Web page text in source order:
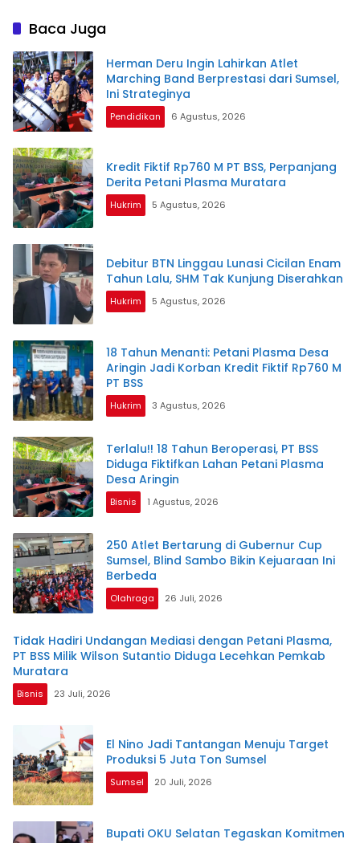
Baca Juga
Herman Deru Ingin Lahirkan Atlet
Marching Band Berprestasi dari Sumsel,
Ini Strateginya
Pendidikan 6 Agustus, 2026
Kredit Fiktif Rp760 M PT BSS, Perpanjang
Derita Petani Plasma Muratara
Hukrim 5 Agustus, 2026
Debitur BTN Linggau Lunasi Cicilan Enam
Tahun Lalu, SHM Tak Kunjung Diserahkan
Hukrim 5 Agustus, 2026
18 Tahun Menanti: Petani Plasma Desa
Aringin Jadi Korban Kredit Fiktif Rp760 M
PT BSS
Hukrim 3 Agustus, 2026
Terlalu!! 18 Tahun Beroperasi, PT BSS
Diduga Fiktifkan Lahan Petani Plasma
Desa Aringin
Bisnis 1 Agustus, 2026
250 Atlet Bertarung di Gubernur Cup
Sumsel, Blind Sambo Bikin Kejuaraan Ini
Berbeda
Olahraga 26 Juli, 2026
Tidak Hadiri Undangan Mediasi dengan Petani Plasma,
PT BSS Milik Wilson Sutantio Diduga Lecehkan Pemkab
Muratara
Bisnis 23 Juli, 2026
El Nino Jadi Tantangan Menuju Target
Produksi 5 Juta Ton Sumsel
Sumsel 20 Juli, 2026
Bupati OKU Selatan Tegaskan Komitmen